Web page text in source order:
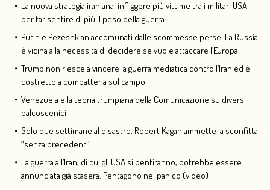
La nuova strategia iraniana: infliggere più vittime tra i militari USA
per far sentire di più il peso della guerra
Putin e Pezeshkian accomunati dalle scommesse perse. La Russia
è vicina alla necessità di decidere se vuole attaccare l’Europa
Trump non riesce a vincere la guerra mediatica contro l’Iran ed è
costretto a combatterla sul campo
Venezuela e la teoria trumpiana della Comunicazione su diversi
palcoscenici
Solo due settimane al disastro. Robert Kagan ammette la sconfitta
“senza precedenti”
La guerra all’Iran, di cui gli USA si pentiranno, potrebbe essere
annunciata già stasera. Pentagono nel panico (video)